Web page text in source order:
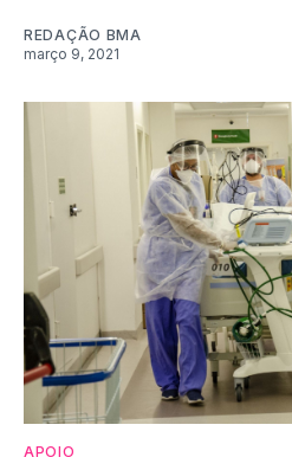
REDAÇÃO BMA
março 9, 2021
APOIO